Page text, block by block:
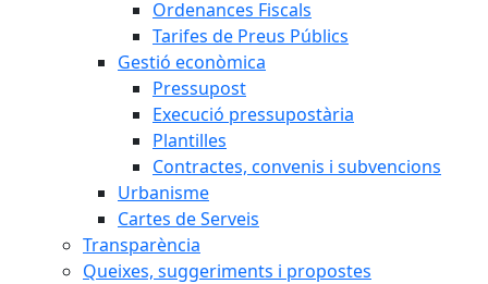
Ordenances Fiscals
Tarifes de Preus Públics
Gestió econòmica
Pressupost
Execució pressupostària
Plantilles
Contractes, convenis i subvencions
Urbanisme
Cartes de Serveis
Transparència
Queixes, suggeriments i propostes